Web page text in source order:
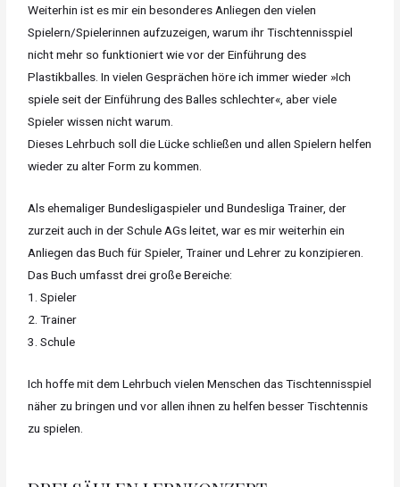
Weiterhin ist es mir ein besonderes Anliegen den vielen
Spielern/Spielerinnen aufzuzeigen, warum ihr Tischtennisspiel
nicht mehr so funktioniert wie vor der Einführung des
Plastikballes. In vielen Gesprächen höre ich immer wieder »Ich
spiele seit der Einführung des Balles schlechter«, aber viele
Spieler wissen nicht warum.
Dieses Lehrbuch soll die Lücke schließen und allen Spielern helfen
wieder zu alter Form zu kommen.
Als ehemaliger Bundesligaspieler und Bundesliga Trainer, der
zurzeit auch in der Schule AGs leitet, war es mir weiterhin ein
Anliegen das Buch für Spieler, Trainer und Lehrer zu konzipieren.
Das Buch umfasst drei große Bereiche:
1. Spieler
2. Trainer
3. Schule
Ich hoffe mit dem Lehrbuch vielen Menschen das Tischtennisspiel
näher zu bringen und vor allen ihnen zu helfen besser Tischtennis
zu spielen.